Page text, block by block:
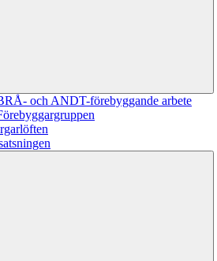
och ANDT-förebyggande arbete